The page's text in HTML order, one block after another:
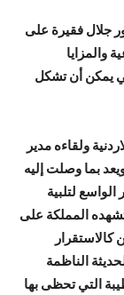
جلال فقيرة على
والمزايا
يمكن أن تشكل
ولقاءه مدير
بما وصلت إليه
لتلبية
المملكة على
كالاستقرار
الناظمة
التي تحظى بها